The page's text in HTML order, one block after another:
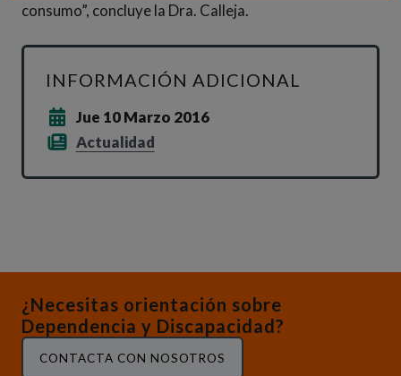
consumo”, concluye la Dra. Calleja.
INFORMACIÓN ADICIONAL
Jue 10 Marzo 2016
Actualidad
¿Necesitas orientación sobre
Dependencia y Discapacidad?
CONTACTA CON NOSOTROS